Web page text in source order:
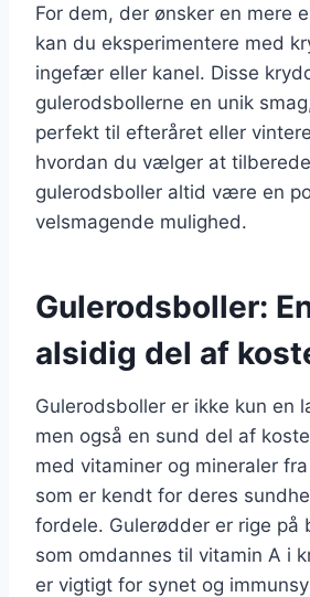
For dem, der ønsker en mere
kan du eksperimentere med
ingefær eller kanel. Disse
gulerodsbollerne en unik
perfekt til efteråret eller
hvordan du vælger at
gulerodsboller altid være en
velsmagende mulighed.
Gulerodsboller:
alsidig del af
Gulerodsboller er ikke kun en
men også en sund del af
med vitaminer og mineraler
som er kendt for deres
fordele. Gulerødder er rige på
som omdannes til vitamin A i
er vigtigt for synet og